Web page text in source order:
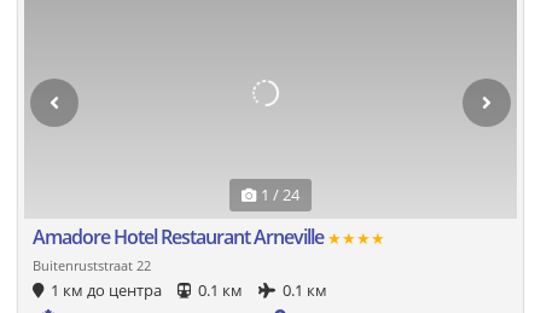
1 / 24
Amadore Hotel Restaurant Arneville★★★★
Buitenruststraat 22
1 км до центра 0.1 км
0.1 км